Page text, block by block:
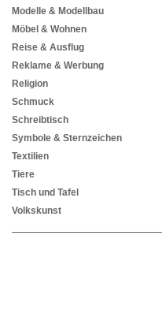
Modelle & Modellbau
Möbel & Wohnen
Reise & Ausflug
Reklame & Werbung
Religion
Schmuck
Schreibtisch
Symbole & Sternzeichen
Textilien
Tiere
Tisch und Tafel
Volkskunst